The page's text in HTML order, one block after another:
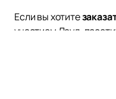
Если вы хотите
участием Лауд,